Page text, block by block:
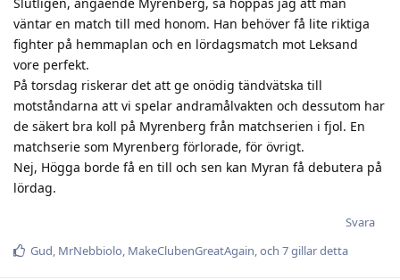
väntar en match till med honom. Han behöver få lite riktiga
fighter på hemmaplan och en lördagsmatch mot Leksand
vore perfekt.
På torsdag riskerar det att ge onödig tändvätska till
motståndarna att vi spelar andramålvakten och dessutom har
de säkert bra koll på Myrenberg från matchserien i fjol. En
matchserie som Myrenberg förlorade, för övrigt.
Nej, Högga borde få en till och sen kan Myran få debutera på
lördag.
Svara
Gud, MrNebbiolo, MakeClubenGreatAgain, och 7gillar detta